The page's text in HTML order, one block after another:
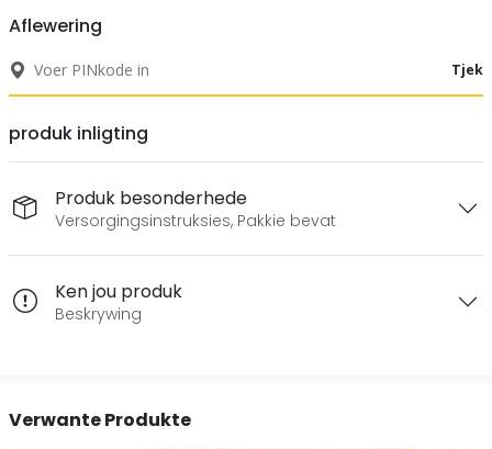
Aflewering
Tjek
produk inligting
Produk besonderhede
Versorgingsinstruksies, Pakkie bevat
Ken jou produk
Beskrywing
Verwante Produkte